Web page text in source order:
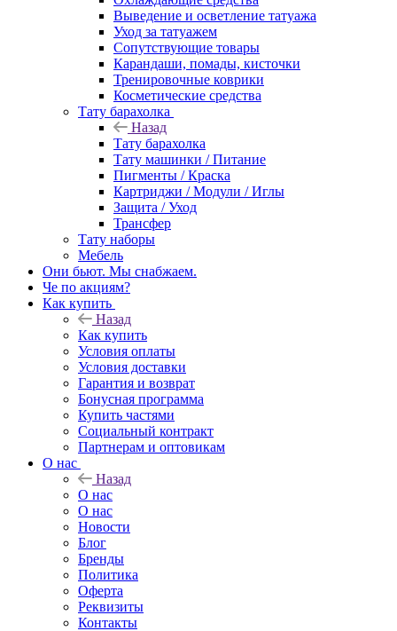
Выведение и осветление татуажа
Уход за татуажем
Сопутствующие товары
Карандаши, помады, кисточки
Тренировочные коврики
Косметические средства
Тату барахолка
Назад
Тату барахолка
Тату машинки / Питание
Пигменты / Краска
Картриджи / Модули / Иглы
Защита / Уход
Трансфер
Тату наборы
Мебель
Они бьют. Мы снабжаем.
Че по акциям?
Как купить
Назад
Как купить
Условия оплаты
Условия доставки
Гарантия и возврат
Бонусная программа
Купить частями
Социальный контракт
Партнерам и оптовикам
О нас
Назад
О нас
О нас
Новости
Блог
Бренды
Политика
Оферта
Реквизиты
Контакты